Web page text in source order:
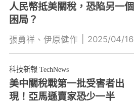
人民幣抵美關稅，恐陷另一個
困局？
張勇祥、伊原健作 2025/04/16
科技新報 TechNews
美中關稅戰第一批受害者出
現！亞馬遜賣家恐少一半